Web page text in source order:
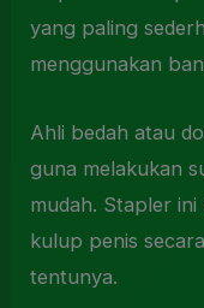
yang paling
menggunakan
Ahli bedah atau
guna melakukan
mudah. Stapler
kulup penis
tentunya.